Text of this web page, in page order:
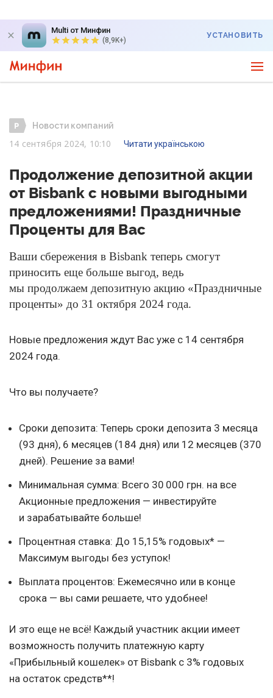
Multi от Минфин
(8,9K+)
УСТАНОВИТЬ
Новости компаний
14 сентября 2024, 10:10 Читати українською
Продолжение депозитной акции
от Bisbank с новыми выгодными
предложениями! Праздничные
Проценты для Вас
Ваши сбережения в Bisbank теперь смогут
приносить еще больше выгод, ведь
мы продолжаем депозитную акцию «Праздничные
проценты» до 31 октября 2024 года.
Новые предложения ждут Вас уже с 14 сентября
2024 года.
Что вы получаете?
Сроки депозита: Теперь сроки депозита 3 месяца
(93 дня), 6 месяцев (184 дня) или 12 месяцев (370
дней). Решение за вами!
Минимальная сумма: Всего 30 000 грн. на все
Акционные предложения — инвестируйте
и зарабатывайте больше!
Процентная ставка: До 15,15% годовых* —
Максимум выгоды без уступок!
Выплата процентов: Ежемесячно или в конце
срока — вы сами решаете, что удобнее!
И это еще не всё! Каждый участник акции имеет
возможность получить платежную карту
«Прибыльный кошелек» от Bisbank с 3% годовых
на остаток средств**!